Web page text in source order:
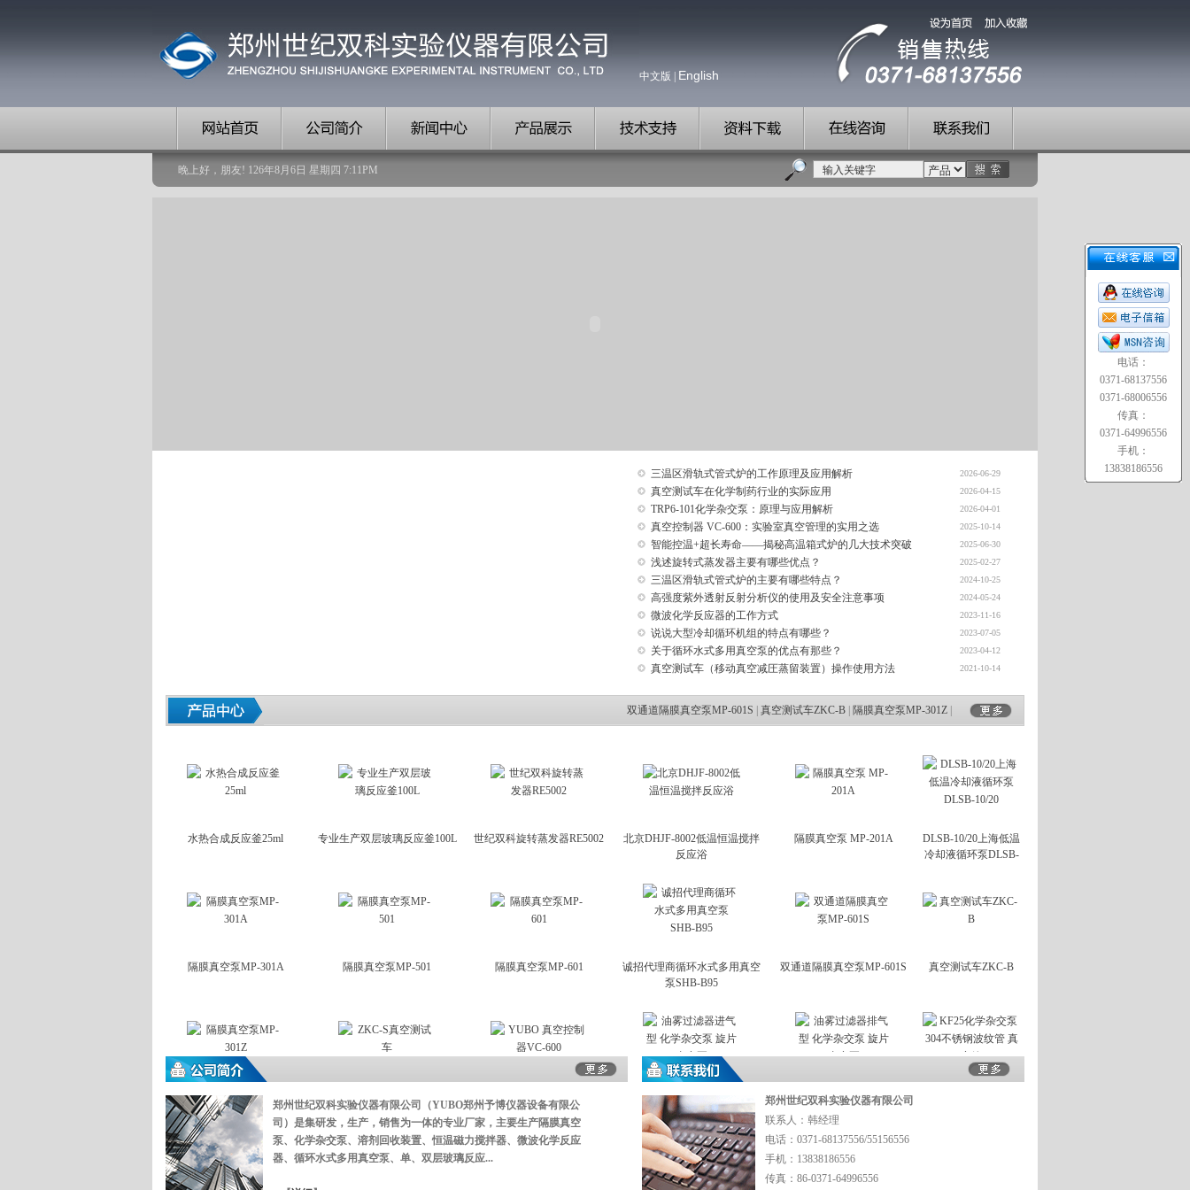
中文版 English
晚上好，朋友! 126年8月 6 日 星期四 7:11 PM
三温区滑轨式管式炉的工作原理及应用解析 2026-06-29
真空测试车在化学制药行业的实际应用 2026-04-15
TRP6-101化学杂交泵：原理与应用解析 2026-04-01
真空控制器 VC-600：实验室真空管理的实用之选 2025-10-14
智能控温+超长寿命——揭秘高温箱式炉的几大技术突破 2025-06-30
浅述旋转式蒸发器主要有哪些优点？ 2025-02-27
三温区滑轨式管式炉的主要有哪些特点？ 2024-10-25
高强度紫外透射反射分析仪的使用及安全注意事项 2024-05-24
微波化学反应器的工作方式 2023-11-16
说说大型冷却循环机组的特点有哪些？ 2023-07-05
关于循环水式多用真空泵的优点有那些？ 2023-04-12
真空测试车（移动真空减圧蒸留装置）操作使用方法 2021-10-14
双通道隔膜真空泵MP-601S 真空测试车ZKC-B 隔膜真空泵MP-301Z
水热合成反应釜25ml 专业生产双层玻璃反应釜100L 世纪双科旋转蒸发器RE5002
北京DHJF-8002低温恒温搅拌
反应浴
隔膜真空泵 MP-201A
DLSB-10/20上海低温
冷却液循环泵DLSB-
隔膜真空泵MP-301A 隔膜真空泵MP-501 隔膜真空泵MP-601
诚招代理商循环水式多用真空
泵SHB-B95
双通道隔膜真空泵MP-601S 真空测试车ZKC-B
隔膜真空泵MP-301Z
油雾过滤器进气型 化学杂交泵
旋片真空泵
油雾过滤器排气型 化学杂交泵
郑州世纪双科实验仪器有限公司（YUBO郑州予博仪器设备有限公
司 ）是集研发，生产，销售为一体的专业厂家，主要生产隔膜真空
泵、化学杂交泵、溶剂回收装置、恒温磁力搅拌器、微波化学反应
器、循环水式多用真空泵、单、双层玻璃反应...
郑州世纪双科实验仪器有限公司
联系人：韩经理
电话：0371-68137556/55156556
手机：13838186556
传真：86-0371-64996556
电话：
0371-68137556
0371-68006556
传真：
0371-64996556
手机：
13838186556